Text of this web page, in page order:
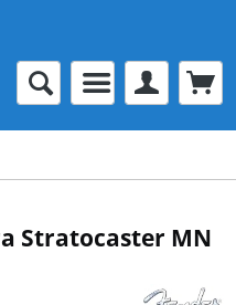
Stratocaster MN